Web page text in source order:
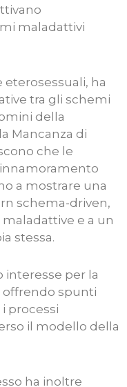
maladattivi
ha
tra gli schemi
della
Mancanza di
che le
a mostrare una
schema-driven,
e a un
stessa.
interesse per la
offrendo spunti
processi
il modello della
ha inoltre